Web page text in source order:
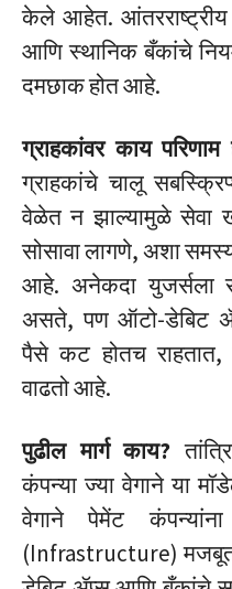
केले आहेत. आंतरराष्ट्रीय
आणि स्थानिक बँकांचे
दमछाक होत आहे.
ग्राहकांवर काय परिणाम
ग्राहकांचे चालू
वेळेत न झाल्यामुळे सेवा
सोसावा लागणे, अशा
आहे. अनेकदा युजर्सला
असते, पण ऑटो-डेबिट
पैसे कट होतच राहतात,
वाढतो आहे.
पुढील मार्ग काय?
कंपन्या ज्या वेगाने या
वेगाने पेमेंट
(Infrastructure) मजबूत